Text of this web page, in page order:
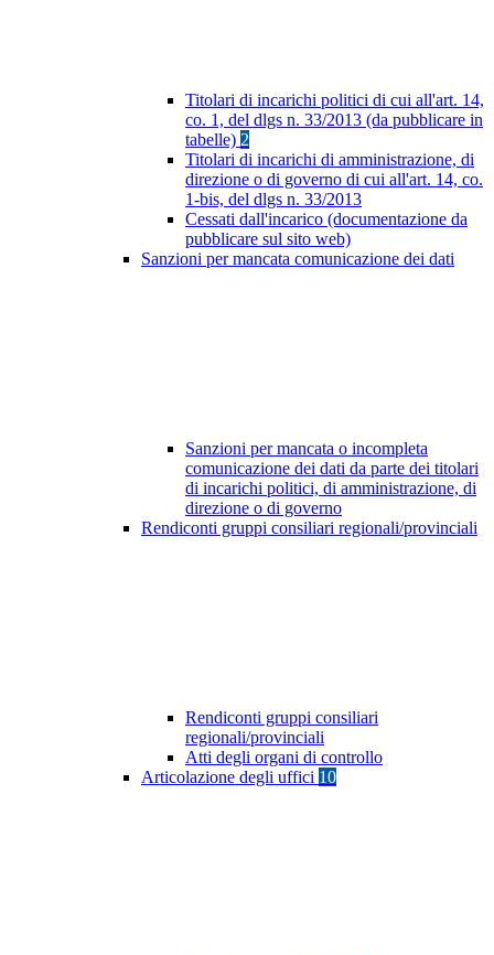
Titolari di incarichi politici di cui all'art. 14,
co. 1, del dlgs n. 33/2013 (da pubblicare in
tabelle) 2
Titolari di incarichi di amministrazione, di
direzione o di governo di cui all'art. 14, co.
1-bis, del dlgs n. 33/2013
Cessati dall'incarico (documentazione da
pubblicare sul sito web)
Sanzioni per mancata comunicazione dei dati
Sanzioni per mancata o incompleta
comunicazione dei dati da parte dei titolari
di incarichi politici, di amministrazione, di
direzione o di governo
Rendiconti gruppi consiliari regionali/provinciali
Rendiconti gruppi consiliari
regionali/provinciali
Atti degli organi di controllo
Articolazione degli uffici 10